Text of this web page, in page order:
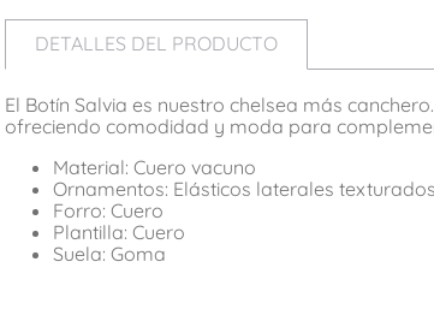
DETALLES DEL PRODUCTO
El Botín Salvia es nuestro chelsea más
ofreciendo comodidad y moda para
Material: Cuero vacuno
Ornamentos: Elásticos laterales
Forro: Cuero
Plantilla: Cuero
Suela: Goma